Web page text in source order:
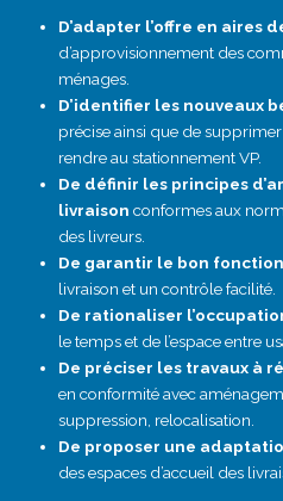
D’adapter l’offre en aires
d’approvisionnement des
ménages.
D’identifier les nouveaux
précise ainsi que de
rendre au stationnement VP.
De définir les principes
livraison conformes aux
des livreurs.
De garantir le bon
livraison et un contrôle facilité.
De rationaliser
le temps et de l’espace entre
De préciser les travaux à
en conformité avec
suppression, relocalisation.
De proposer une
des espaces d’accueil des